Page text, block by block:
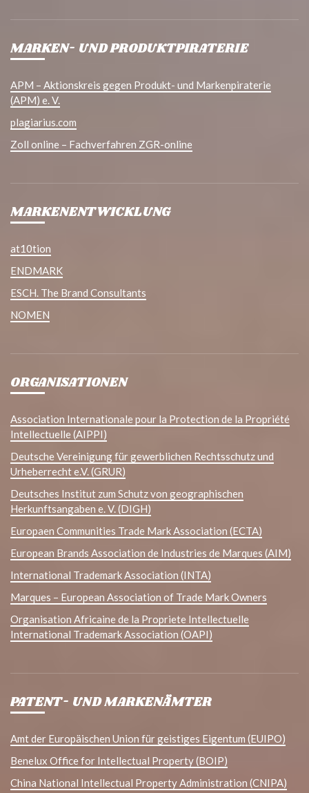
MARKEN- UND PRODUKTPIRATERIE
APM – Aktionskreis gegen Produkt- und Markenpiraterie
(APM) e. V.
plagiarius.com
Zoll online – Fachverfahren ZGR-online
MARKENENTWICKLUNG
at10tion
ENDMARK
ESCH. The Brand Consultants
NOMEN
ORGANISATIONEN
Association Internationale pour la Protection de la Propriété
Intellectuelle (AIPPI)
Deutsche Vereinigung für gewerblichen Rechtsschutz und
Urheberrecht e.V. (GRUR)
Deutsches Institut zum Schutz von geographischen
Herkunftsangaben e. V. (DIGH)
Europaen Communities Trade Mark Association (ECTA)
European Brands Association de Industries de Marques (AIM)
International Trademark Association (INTA)
Marques – European Association of Trade Mark Owners
Organisation Africaine de la Propriete Intellectuelle
International Trademark Association (OAPI)
PATENT- UND MARKENÄMTER
Amt der Europäischen Union für geistiges Eigentum (EUIPO)
Benelux Office for Intellectual Property (BOIP)
China National Intellectual Property Administration (CNIPA)